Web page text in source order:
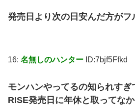
発売日より次の日安んだ方がフ
16: 名無しのハンター ID:7bjf5Ffkd
モンハンやってるの知られすぎ
RISE発売日に年休と取ってな